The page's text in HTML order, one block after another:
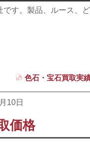
す。製品、ルース、
色石・宝石買取実
10日
価格